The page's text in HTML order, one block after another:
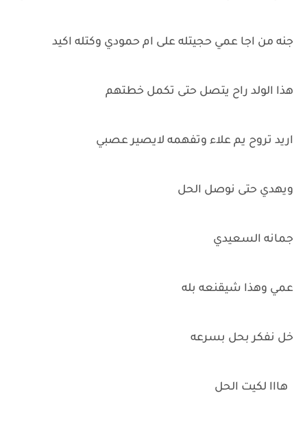
جنه من اجا عمي حجيتله على ام حمودي وكتله اكيد
هذا الولد راح يتصل حتى تكمل خطتهم
اريد تروح يم علاء وتفهمه لايصير عصبي
ويهدي حتى نوصل الحل
جمانه السعيدي
عمي وهذا شيقنعه بله
خل نفكر بحل بسرعه
هااا لكيت الحل